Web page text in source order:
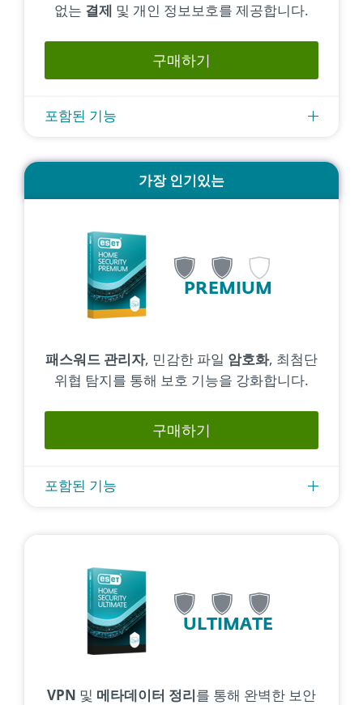
없는 결제 및 개인 정보보호를 제공합니다.
구매하기
포함된 기능
가장 인기있는
PREMIUM
패스워드 관리자, 민감한 파일 암호화, 최첨단
위협 탐지를 통해 보호 기능을 강화합니다.
구매하기
포함된 기능
ULTIMATE
VPN 및 메타데이터 정리를 통해 완벽한 보안